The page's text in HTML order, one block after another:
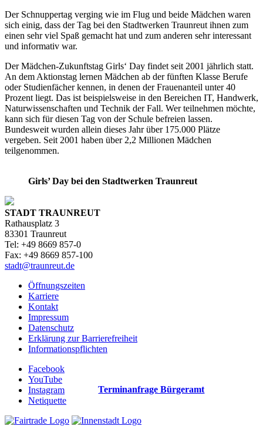
Der Schnuppertag verging wie im Flug und beide Mädchen waren
sich einig, dass der Tag bei den Stadtwerken Traunreut ihnen zum
einen sehr viel Spaß gemacht hat und zum anderen sehr interessant
und informativ war.
Der Mädchen-Zukunftstag Girls‘ Day findet seit 2001 jährlich statt.
An dem Aktionstag lernen Mädchen ab der fünften Klasse Berufe
oder Studienfächer kennen, in denen der Frauenanteil unter 40
Prozent liegt. Das ist beispielsweise in den Bereichen IT, Handwerk,
Naturwissenschaften und Technik der Fall. Wer teilnehmen möchte,
kann sich für diesen Tag von der Schule befreien lassen.
Bundesweit wurden allein dieses Jahr über 175.000 Plätze
vergeben. Seit 2001 haben über 2,2 Millionen Mädchen
teilgenommen.
Girls’ Day bei den Stadtwerken Traunreut
STADT TRAUNREUT
Rathausplatz 3
83301 Traunreut
Tel: +49 8669 857-0
Fax: +49 8669 857-100
stadt@traunreut.de
Öffnungszeiten
Karriere
Kontakt
Impressum
Datenschutz
Erklärung zur Barrierefreiheit
Informationspflichten
Facebook
YouTube
Instagram
Netiquette
Terminanfrage Bürgeramt